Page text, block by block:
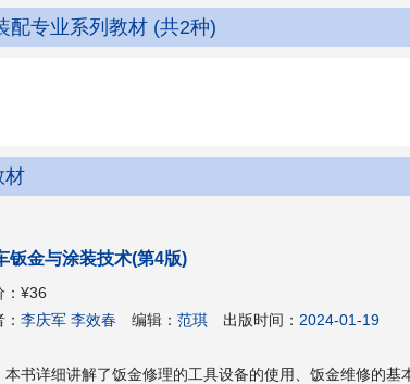
配专业系列教材 (共2种)
材
钣金与涂装技术(第4版)
：¥36
：李庆军 李效春 编辑：范琪 出版时间： 2024-01-19
本书详细讲解了饭金修理的工具设备的使用、饭金维修的基